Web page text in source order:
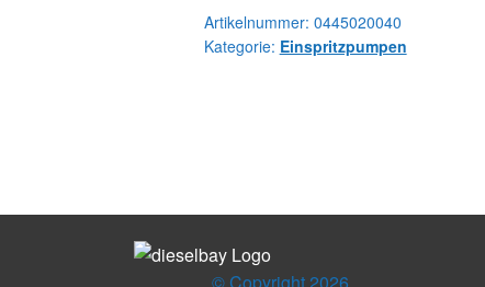
Artikelnummer: 0445020040
Kategorie: Einspritzpumpen
© Copyright 2026